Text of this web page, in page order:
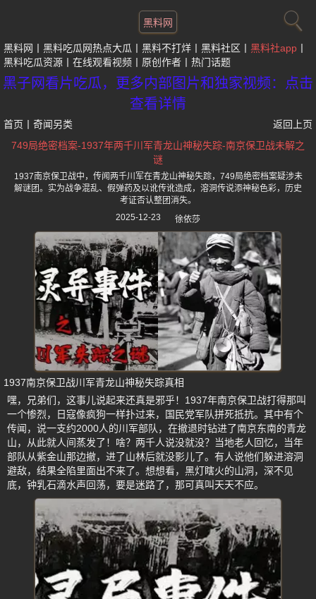
黑料网
黑料网 黑料吃瓜网热点大瓜 黑料不打烊 黑料社区
黑料社app
黑料吃瓜资源
在线观看视频 原创作者 热门话题
黑子网看片吃瓜，更多内部图片和独家视频：点击
查看详情
首页 奇闻另类
返回上页
749局绝密档案-1937年两千川军青龙山神秘失踪-南京保卫战未解之
谜
1937南京保卫战中，传闻两千川军在青龙山神秘失踪，749局绝密档案疑涉未
解谜团。实为战争混乱、假弹药及以讹传讹造成，溶洞传说添神秘色彩，历史
考证否认整团消失。
2025-12-23
徐依莎
1937南京保卫战川军青龙山神秘失踪真相
嘿，兄弟们，这事儿说起来还真是邪乎！1937年南京保卫战打得那叫
一个惨烈，日寇像疯狗一样扑过来，国民党军队拼死抵抗。其中有个
传闻，说一支约2000人的川军部队，在撤退时钻进了南京东南的青龙
山，从此就人间蒸发了！啥？两千人说没就没？当地老人回忆，当年
部队从紫金山那边撤，进了山林后就没影儿了。有人说他们躲进溶洞
避敌，结果全陷里面出不来了。想想看，黑灯瞎火的山洞，深不见
底，钟乳石滴水声回荡，要是迷路了，那可真叫天天不应。